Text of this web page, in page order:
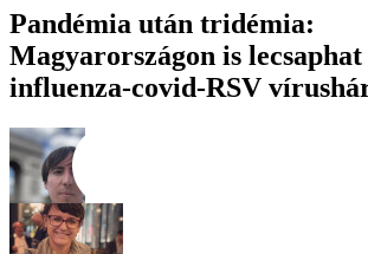
Pandémia után tridémia:
Magyarországon is lecsaphat
influenza-covid-RSV